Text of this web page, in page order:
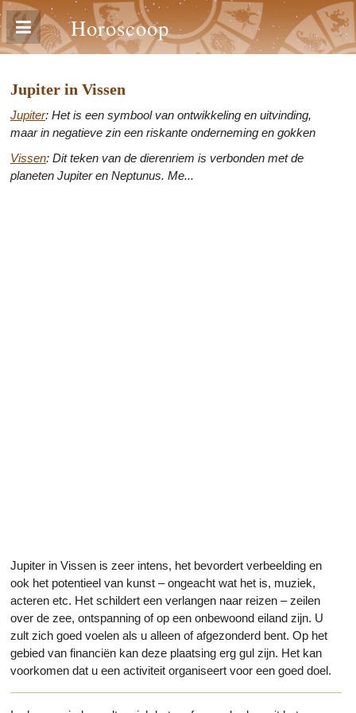
Horoscoop
Jupiter in Vissen
Jupiter: Het is een symbool van ontwikkeling en uitvinding,
maar in negatieve zin een riskante onderneming en gokken
Vissen: Dit teken van de dierenriem is verbonden met de
planeten Jupiter en Neptunus. Me...
Jupiter in Vissen is zeer intens, het bevordert verbeelding en
ook het potentieel van kunst – ongeacht wat het is, muziek,
acteren etc. Het schildert een verlangen naar reizen – zeilen
over de zee, ontspanning of op een onbewoond eiland zijn. U
zult zich goed voelen als u alleen of afgezonderd bent. Op het
gebied van financiën kan deze plaatsing erg gul zijn. Het kan
voorkomen dat u een activiteit organiseert voor een goed doel.